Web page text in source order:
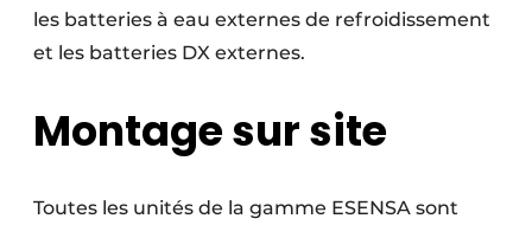
les batteries à eau externes de refroidissement
et les batteries DX externes.
Montage sur site
Toutes les unités de la gamme ESENSA sont